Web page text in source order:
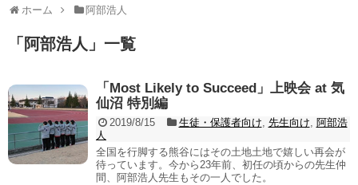
ホーム 阿部浩人
「 阿部浩人 」 一覧
「Most Likely to Succeed」上映会 at 気
仙沼 特別編
2019/8/15 生徒・保護者向け, 先生向け, 阿部浩
人
全国を行脚する熊谷にはその土地土地で嬉しい再会が
待っています。今から23年前、初任の頃からの先生仲
間、阿部浩人先生もその一人でした。